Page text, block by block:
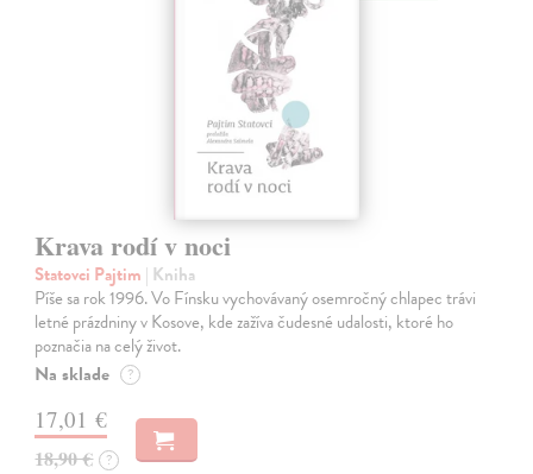
Krava rodí v noci
Statovci Pajtim | Kniha
Píše sa rok 1996. Vo Fínsku vychovávaný osemročný chlapec trávi
letné prázdniny v Kosove, kde zažíva čudesné udalosti, ktoré ho
poznačia na celý život.
Na sklade ?
17,01 €
18,90 € ?